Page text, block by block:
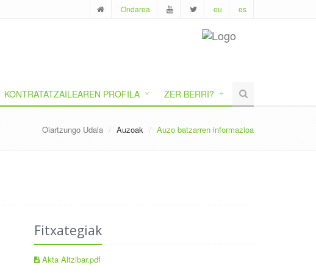
Ondarea eu es
KONTRATATZAILEAREN PROFILA ZER BERRI?
Oiartzungo Udala Auzoak Auzo batzarren informazioa
Fitxategiak
Akta Altzibar.pdf